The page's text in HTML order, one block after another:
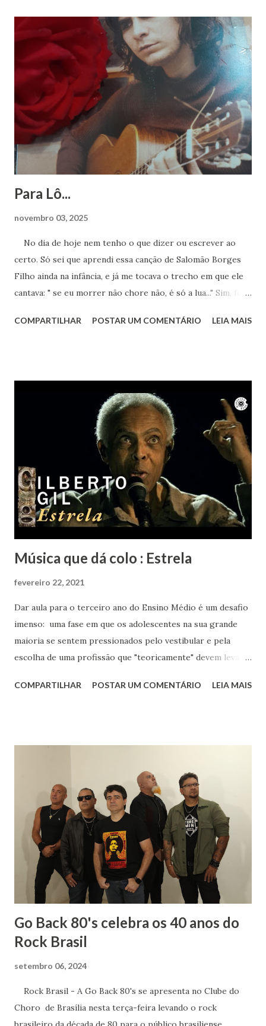
Para Lô...
novembro 03, 2025
No dia de hoje nem tenho o que dizer ou escrever ao
certo. Só sei que aprendi essa canção de Salomão Borges
Filho ainda na infância, e já me tocava o trecho em que ele
cantava: " se eu morrer não chore não, é só a lua..." Sim, foi a
obra. Achei este registro de 2023, num dia que essa música
Cabelo". Vai em paz Lô... Obrigada por tanto.
COMPARTILHAR POSTAR UM COMENTÁRIO LEIA MAIS
Música que dá colo : Estrela
fevereiro 22, 2021
Dar aula para o terceiro ano do Ensino Médio é um desafio
imenso: uma fase em que os adolescentes na sua grande
maioria se sentem pressionados pelo vestibular e pela
escolha de uma profissão que "teoricamente" devem levar
gostava muito de música, de livros, de escrever, de falar e
Letras, onde teria minha licenciatura e poderia aprender
mais sobre os autores que já faziam parte de minha vida.
Sempre gostei muito das aulas de História: para entender
literatura é importante saber sobre o contexto histórico
da obra, quais os acontecimentos determinantes na
sociedade da época. Tive ótimos professores de História
no Fundamental, no Médio e na Faculdade mas um do
terceiro ano dividia comigo um amor: a mús...
COMPARTILHAR POSTAR UM COMENTÁRIO LEIA MAIS
Go Back 80's celebra os 40 anos do
Rock Brasil
setembro 06, 2024
Rock Brasil - A Go Back 80's se apresenta no Clube do
Choro de Brasília nesta terça-feira levando o rock